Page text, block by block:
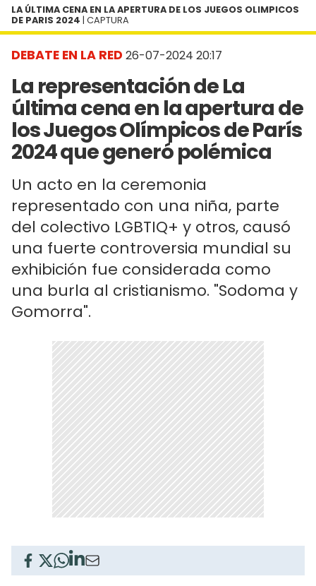
DEBATE EN LA RED 26-07-2024 20:17
La representación de La
última cena en la apertura de
los Juegos Olímpicos de París
2024 que generó polémica
Un acto en la ceremonia
representado con una niña, parte
del colectivo LGBTIQ+ y otros, causó
una fuerte controversia mundial su
exhibición fue considerada como
una burla al cristianismo. "Sodoma y
Gomorra".
LA ÚLTIMA CENA EN LA APERTURA DE LOS JUEGOS OLIMPICOS
DE PARIS 2024 | CAPTURA